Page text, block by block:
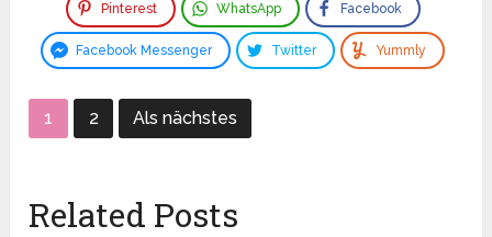
Pinterest WhatsApp Facebook
Facebook Messenger Twitter Yummly
1 2 Als nächstes
Related Posts